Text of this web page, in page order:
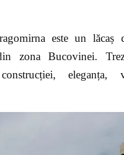
este un
zona Bucovinei.